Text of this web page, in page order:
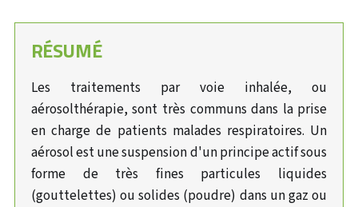
RÉSUMÉ
Les traitements par voie inhalée, ou
aérosolthérapie, sont très communs dans la prise
en charge de patients malades respiratoires. Un
aérosol est une suspension d'un principe actif sous
forme de très fines particules liquides
(gouttelettes) ou solides (poudre) dans un gaz ou